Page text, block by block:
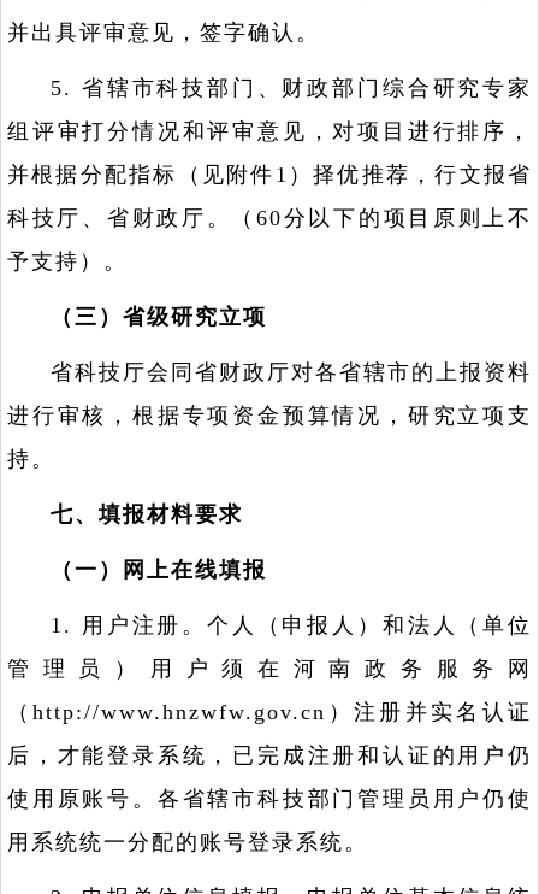
并出具评审意见，签字确认。
5. 省辖市科技部门、财政部门综合研究专家
组评审打分情况和评审意见，对项目进行排序，
并根据分配指标（见附件1）择优推荐，行文报省
科技厅、省财政厅。（60分以下的项目原则上不
予支持）。
（三）省级研究立项
省科技厅会同省财政厅对各省辖市的上报资料
进行审核，根据专项资金预算情况，研究立项支
持。
七、填报材料要求
（一）网上在线填报
1. 用户注册。个人（申报人）和法人（单位
管理员）用户须在河南政务服务网
（http://www.hnzwfw.gov.cn）注册并实名认证
后，才能登录系统，已完成注册和认证的用户仍
使用原账号。各省辖市科技部门管理员用户仍使
用系统统一分配的账号登录系统。